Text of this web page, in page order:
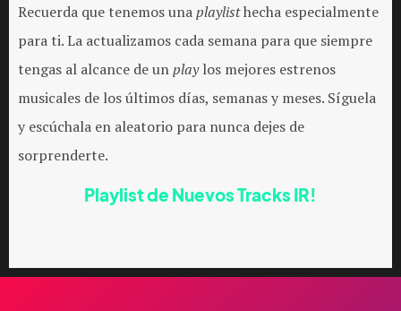
Recuerda que tenemos unaplaylisthecha especialmente
para ti. La actualizamos cada semana para que siempre
tengas al alcance de unplaylos mejores estrenos
musicales de los últimos días, semanas y meses. Síguela
y escúchala en aleatorio para nunca dejes de
sorprenderte.
Playlist de Nuevos Tracks IR!